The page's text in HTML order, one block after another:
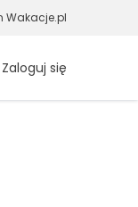
Wakacje.pl
Zaloguj się